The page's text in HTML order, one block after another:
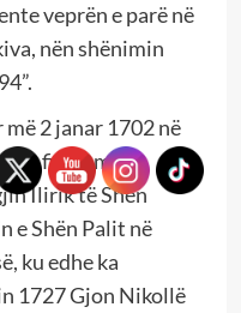
veprën e parë në
nën shënimin
2 janar 1702 në
fillon me
Ilirik të Shën
e Shën Palit në
ku edhe ka
1727 Gjon Nikollë